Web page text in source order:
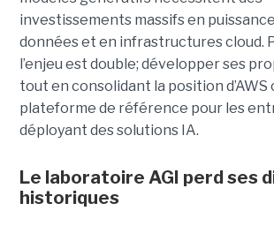
investissements massifs en
données et en infrastructures cloud.
l’enjeu est double; développer ses
tout en consolidant la position d’AWS
plateforme de référence pour les
déployant des solutions IA.
Le laboratoire AGI perd ses
historiques